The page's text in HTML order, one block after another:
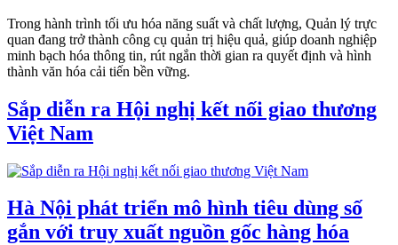
Trong hành trình tối ưu hóa năng suất và chất lượng, Quản lý trực
quan đang trở thành công cụ quản trị hiệu quả, giúp doanh nghiệp
minh bạch hóa thông tin, rút ngắn thời gian ra quyết định và hình
thành văn hóa cải tiến bền vững.
Sắp diễn ra Hội nghị kết nối giao thương
Việt Nam
Hà Nội phát triển mô hình tiêu dùng số
gắn với truy xuất nguồn gốc hàng hóa